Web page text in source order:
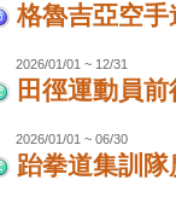
格魯吉亞空
2026/01/01 ~ 12/31
田徑運動員
2026/01/01 ~ 06/30
跆拳道集訓